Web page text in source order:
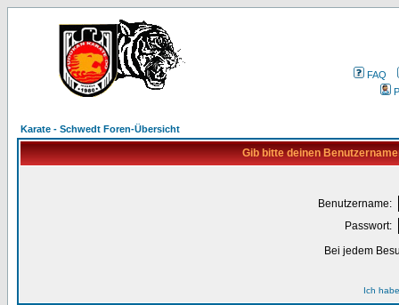
FAQ
Karate - Schwedt Foren-Übersicht
Gib bitte deinen
Benutzername:
Passwort:
Bei jedem
Ich